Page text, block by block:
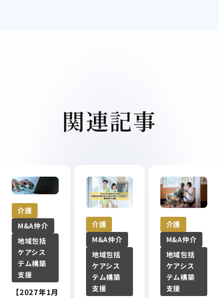
関連記事
介護
M&A仲介
地域包括
ケアシス
テム構築
支援
【2027年1月
介護
M&A仲介
地域包括
ケアシス
テム構築
支援
介護
M&A仲介
地域包括
ケアシス
テム構築
支援